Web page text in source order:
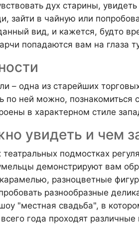
Наша История Наш
дух старины,
зайти в чайную или
вид, и кажется, будто
попадаются вам на глаза
– одна из старейших
по ней можно,
в характерном стиле
увидеть и чем
подмостках
демонстрируют вам
разноцветные
разнообразные
"местная свадьба", в
года проходят